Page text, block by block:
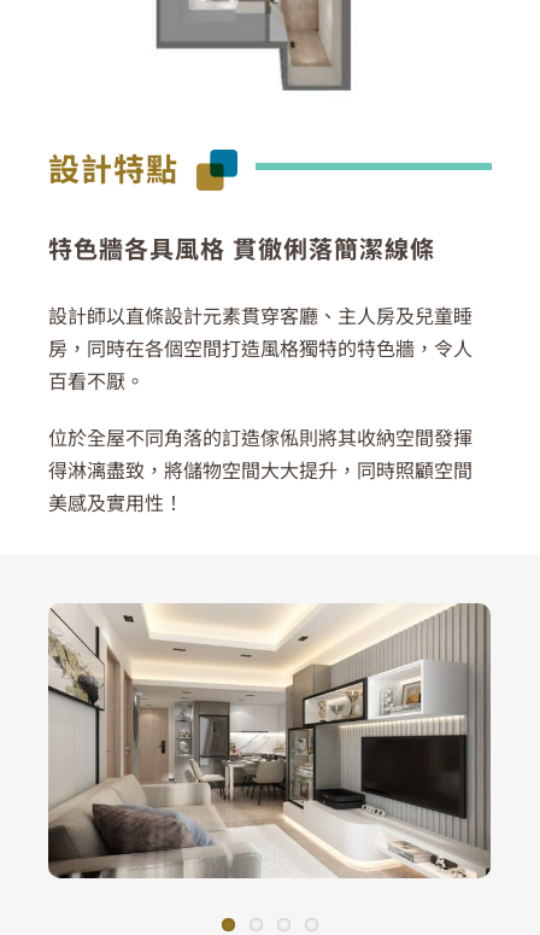
設計特點
特色牆各具風格 貫徹俐落簡潔線條
設計師以直條設計元素貫穿客廳、主人房及兒童睡
房，同時在各個空間打造風格獨特的特色牆，令人
百看不厭。
位於全屋不同角落的訂造傢俬則將其收納空間發揮
得淋漓盡致，將儲物空間大大提升，同時照顧空間
美感及實用性！